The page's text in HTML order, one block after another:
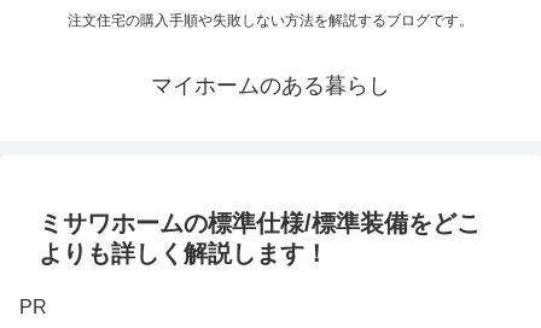
注文住宅の購入手順や失敗しない方法を解説するブログです。
マイホームのある暮らし
ミサワホームの標準仕様/標準装備をどこ
よりも詳しく解説します！
PR